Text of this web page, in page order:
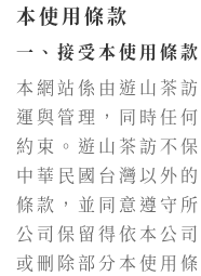
本使用條款
一、接受本使用條款
本網站係由遊山茶
運與管理，同時任
約束。遊山茶訪不
中華民國台灣以外
條款，並同意遵守
公司保留得依本公
或刪除部分本使用